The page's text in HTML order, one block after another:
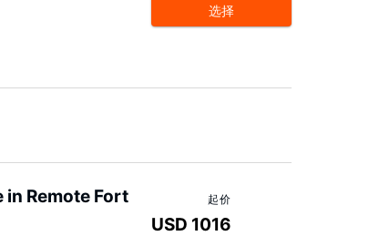
选择
in Remote Fort
起价
USD 1016